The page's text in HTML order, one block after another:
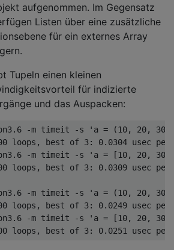
aufgenommen. Im Gegensatz
Listen über eine zusätzliche
für ein externes Array
Tupeln einen kleinen
für indizierte
und das Auspacken:
. 6 -m timeit -s
'a = (10, 20,
loops , best of 3: 0.0304 usec per
. 6 -m timeit -s
'a = [10, 20,
loops , best of 3: 0.0309 usec per
. 6 -m timeit -s
'a = (10, 20,
loops , best of 3: 0.0249 usec per
. 6 -m timeit -s
'a = [10, 20,
loops , best of 3: 0.0251 usec per